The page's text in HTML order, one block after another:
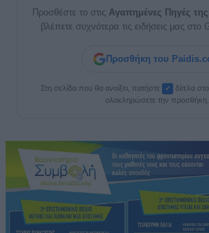
Προσθέστε το στις Αγαπημένες Πηγές
βλέπετε συχνότερα τις ειδήσεις μας στο
Προσθήκη του
Στη σελίδα που θα ανοίξει, πατήστε ✓ δίπλα στο
ολοκληρώσετε την προσθήκη.